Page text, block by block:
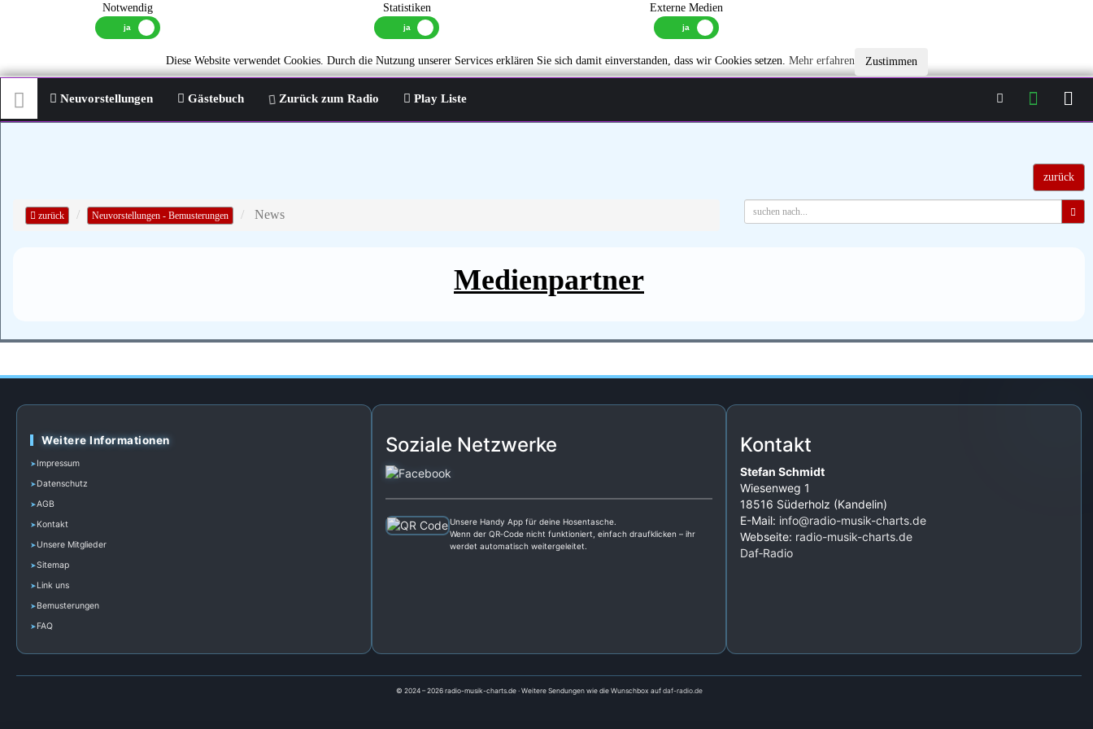
Notwendig Statistiken Externe Medien
Diese Website verwendet Cookies. Durch die Nutzung unserer Services erklären Sie sich damit einverstanden, dass wir Cookies setzen. Mehr erfahren Zustimmen
Neuvorstellungen Gästebuch Zurück zum Radio Play Liste
zurück
zurück Neuvorstellungen - Bemusterungen News
Medienpartner
Weitere Informationen
Impressum
Datenschutz
AGB
Kontakt
Unsere Mitglieder
Sitemap
Link uns
Bemusterungen
FAQ
Soziale Netzwerke
Unsere Handy App für deine Hosentasche.
Wenn der QR‑Code nicht funktioniert, einfach draufklicken – ihr
werdet automatisch weitergeleitet.
Kontakt
Stefan Schmidt
Wiesenweg 1
18516 Süderholz (Kandelin)
E-Mail: info@radio-musik-charts.de
Webseite: radio-musik-charts.de
Daf‑Radio
© 2024 – 2026 radio-musik-charts.de · Weitere Sendungen wie die Wunschbox auf daf-radio.de